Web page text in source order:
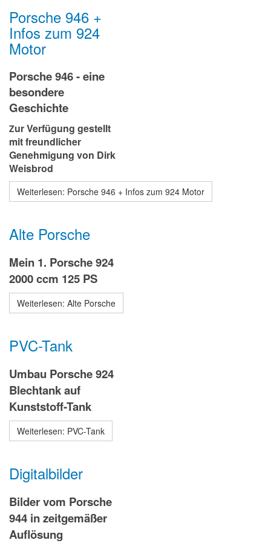
Porsche 946 +
Infos zum 924
Motor
Porsche 946 - eine
besondere
Geschichte
Zur Verfügung gestellt
mit freundlicher
Genehmigung von Dirk
Weisbrod
Weiterlesen: Porsche 946 + Infos zum 924 Motor
Alte Porsche
Mein 1. Porsche 924
2000 ccm 125 PS
Weiterlesen: Alte Porsche
PVC-Tank
Umbau Porsche 924
Blechtank auf
Kunststoff-Tank
Weiterlesen: PVC-Tank
Digitalbilder
Bilder vom Porsche
944 in zeitgemäßer
Auflösung